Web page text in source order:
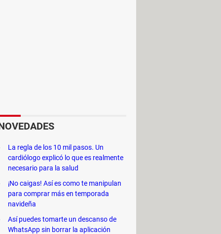
se borren otros datos de
, puedes elegir a partir de qué
enBorrar datos. ¡Listo!
La regla de los 10 mil pasos. Un
cardiólogo explicó lo que es realmente
necesario para la salud
¡No caigas! Así es como te manipulan
para comprar más en temporada
navideña
Así puedes tomarte un descanso de
WhatsApp sin borrar la aplicación